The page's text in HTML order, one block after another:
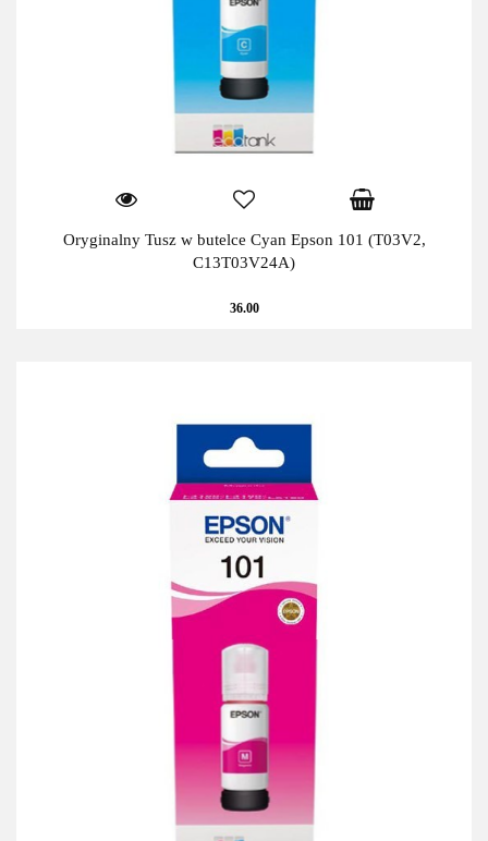
Oryginalny Tusz w butelce Cyan Epson 101 (T03V2,
C13T03V24A)
36.00